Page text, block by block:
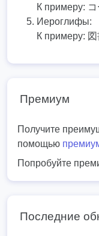
К примеру:
Иероглифы:
К примеру:
Премиум
Получите
помощью
Попробуйте
Последние